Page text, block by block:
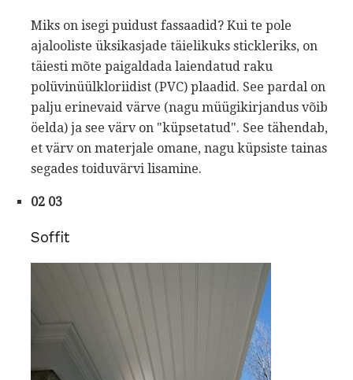
Miks on isegi puidust fassaadid? Kui te pole
ajalooliste üksikasjade täielikuks stickleriks, on
täiesti mõte paigaldada laiendatud raku
polüvinüülkloriidist (PVC) plaadid. See pardal on
palju erinevaid värve (nagu müügikirjandus võib
öelda) ja see värv on "küpsetatud". See tähendab,
et värv on materjale omane, nagu küpsiste tainas
segades toiduvärvi lisamine.
02 03
Soffit